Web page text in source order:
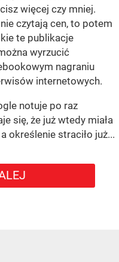
więcej czy mniej.
czytają cen, to potem
te publikacje
wyrzucić
nagraniu
internetowych.
notuje po raz
się, że już wtedy miała
określenie straciło już...